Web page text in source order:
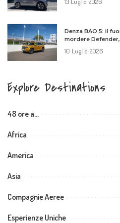
13 Luglio 2026
Denza BAO 5: il
mordere
10 Luglio 2026
Explore Destinations
48 ore a…
Africa
America
Asia
Compagnie Aeree
Esperienze Uniche